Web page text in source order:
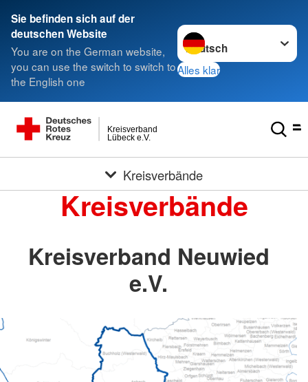
Sie befinden sich auf der
deutschen Website
You are on the German website,
you can use the switch to switch to
the English one
Sprache wechseln zu
Alles klar
Lübeck e.V.
Kreisverband
Kreisverbände
Kreisverbände
Kreisverband Neuwied
e.V.